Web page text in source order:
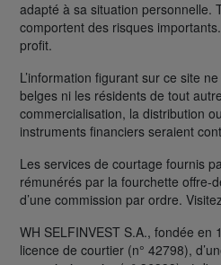
adapté à sa situation personnelle.
comportent des risques
profit.
L’information figurant sur ce site
belges ni les résidents de tout
commercialisation, la distribution
instruments financiers seraient
Les services de courtage fournis
rémunérés par la fourchette offre-
d’une commission par ordre.
WH SELFINVEST S.A., fondée en
licence de courtier (n° 42798),